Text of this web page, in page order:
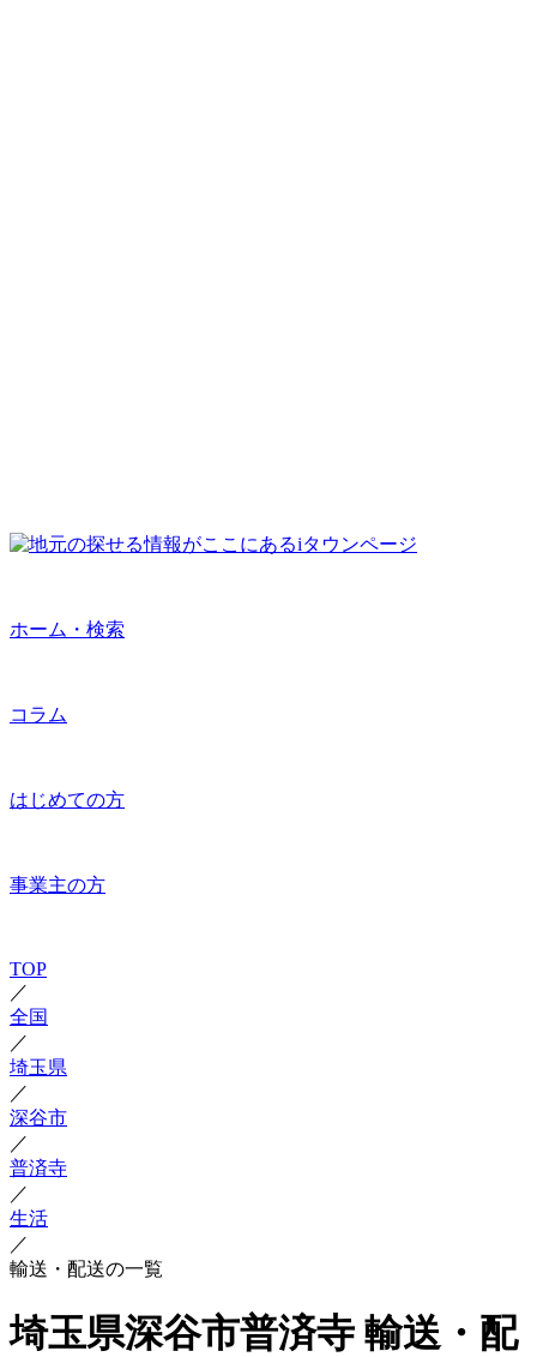
ホーム・検索
コラム
はじめての方
事業主の方
TOP
／
全国
／
埼玉県
／
深谷市
／
普済寺
／
生活
／
輸送・配送の一覧
埼玉県深谷市普済寺 輸送・配